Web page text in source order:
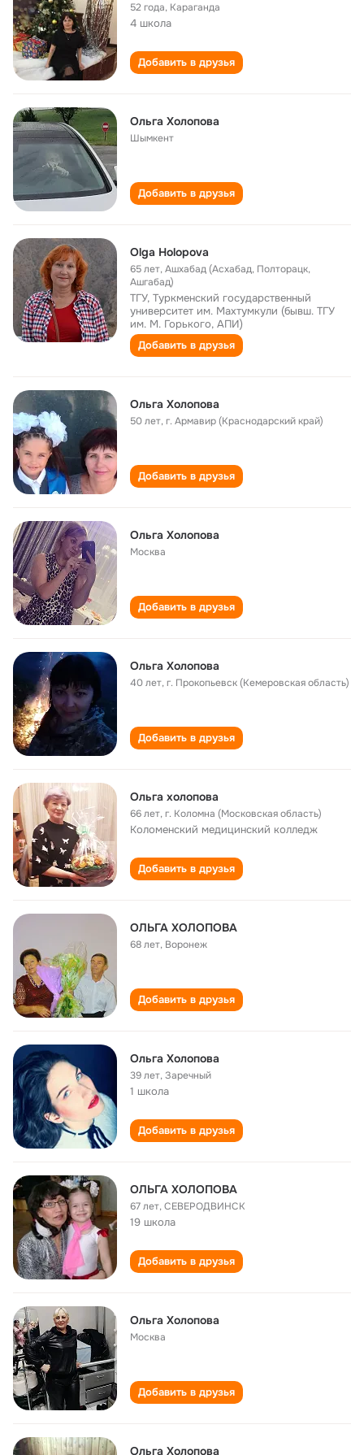
52 года, Караганда
4 школа
Добавить в друзья
Ольга Холопова
Шымкент
Добавить в друзья
Olga Holopova
65 лет,Ашхабад (Асхабад, Полторацк,
Ашгабад)
ТГУ, Туркменский государственный
университет им. Махтумкули (бывш. ТГУ
им. М. Горького, АПИ)
Добавить в друзья
Ольга Холопова
50 лет,г. Армавир (Краснодарский край)
Добавить в друзья
Ольга Холопова
Москва
Добавить в друзья
Ольга Холопова
40 лет,г. Прокопьевск (Кемеровская область)
Добавить в друзья
Ольга холопова
66 лет,г. Коломна (Московская область)
Коломенский медицинский колледж
Добавить в друзья
ОЛЬГА ХОЛОПОВА
68 лет, Воронеж
Добавить в друзья
Ольга Холопова
39 лет,Заречный
1 школа
Добавить в друзья
ОЛЬГА ХОЛОПОВА
67 лет,СЕВЕРОДВИНСК
19 школа
Добавить в друзья
Ольга Холопова
Москва
Добавить в друзья
Ольга Холопова